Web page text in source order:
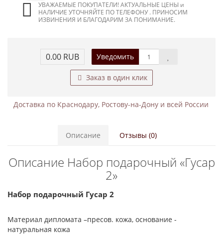
УВАЖАЕМЫЕ ПОКУПАТЕЛИ! АКТУАЛЬНЫЕ ЦЕНЫ и
НАЛИЧИЕ УТОЧНЯЙТЕ ПО ТЕЛЕФОНУ . ПРИНОСИМ
ИЗВИНЕНИЯ И БЛАГОДАРИМ ЗА ПОНИМАНИЕ.
0.00 RUB Уведомить
Заказ в один клик
Доставка по Краснодару, Ростову-на-Дону и всей России
Описание Отзывы (0)
Описание Набор подарочный «Гусар
2»
Набор подарочный Гусар 2
Материал дипломата –пресов. кожа, основание -
натуральная кожа